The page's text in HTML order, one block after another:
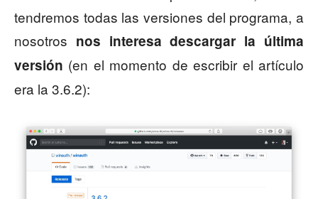
tendremos todas las versiones del programa, a
nosotros nos interesa descargar la última
versión (en el momento de escribir el artículo
era la 3.6.2):